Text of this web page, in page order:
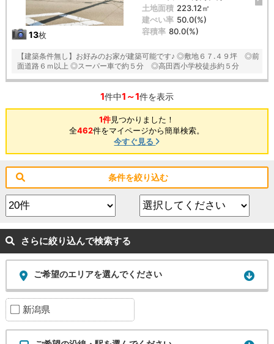
13枚
土地面積 223.12㎡
建ぺい率 50.0(%)
容積率 80.0(%)
【建築条件無し】お好みのお家が建築可能です♪ ◎敷地６７.４９坪 ◎前
面道路６ｍ以上 ◎スーパー車で約５分 ◎高田西小学校徒歩約５分
1件中1～1件を表示
1件見つかりました！
全462件をマイページから簡単検索。
今すぐ見る
条件を絞り込む
さらに絞り込んで検索する
ご希望のエリアを選んでください
新潟県